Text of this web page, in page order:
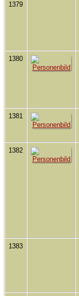
1379
1380
1381
1382
1383